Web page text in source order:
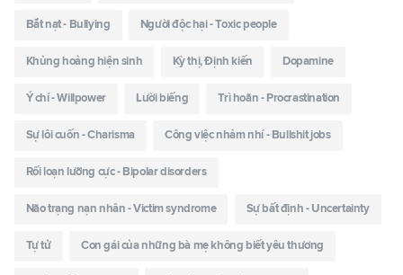
Bắt nạt - Bullying Người độc hại - Toxic people
Khủng hoảng hiện sinh Kỳ thị, Định kiến Dopamine
Ý chí - Willpower Lười biếng Trì hoãn - Procrastination
Sự lôi cuốn - Charisma Công việc nhảm nhí - Bullshit jobs
Rối loạn lưỡng cực - Bipolar disorders
Não trạng nạn nhân - Victim syndrome Sự bất định - Uncertainty
Tự tử Con gái của những bà mẹ không biết yêu thương